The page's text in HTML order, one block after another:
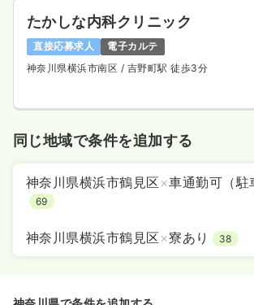
たかしな内科クリニック
直接応募求人
電子カルテ
神奈川県横浜市南区 / 吉野町駅 徒歩3分
同じ地域で条件を追加する
神奈川県横浜市鶴見区 ×車通勤可（駐
69
神奈川県横浜市鶴見区 ×寮あり 38